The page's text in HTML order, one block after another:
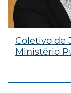
Coletivo de
Ministério